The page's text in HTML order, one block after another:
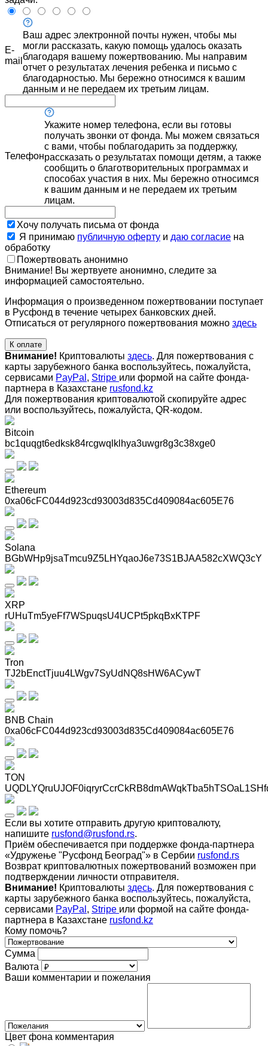
E-
mail
Ваш адрес электронной почты нужен, чтобы мы
могли рассказать, какую помощь удалось оказать
благодаря вашему пожертвованию. Мы направим
отчет о результатах лечения ребенка и письмо с
благодарностью. Мы бережно относимся к вашим
данным и не передаем их третьим лицам.
Телефон
Укажите номер телефона, если вы готовы
получать звонки от фонда. Мы можем связаться
с вами, чтобы поблагодарить за поддержку,
рассказать о результатах помощи детям, а также
сообщить о благотворительных программах и
способах участия в них. Мы бережно относимся
к вашим данным и не передаем их третьим
лицам.
Хочу получать письма от фонда
Я принимаю публичную оферту и даю согласие на
обработку
Пожертвовать анонимно
Внимание! Вы жертвуете анонимно, следите за
информацией самостоятельно.
Информация о произведенном пожертвовании поступает
в Русфонд в течение четырех банковских дней.
Отписаться от регулярного пожертвования можно здесь
К оплате
Внимание! Криптовалюты здесь. Для пожертвования с
карты зарубежного банка воспользуйтесь, пожалуйста,
сервисами PayPal , Stripe или формой на сайте фонда-
партнера в Казахстане rusfond.kz
Для пожертвования криптовалютой скопируйте адрес
или воспользуйтесь, пожалуйста, QR-кодом.
Bitcoin
bc1quqgt6edksk84rcgwqlklhya3uwgr8g3c38xge0
Ethereum
0xa06cFC044d923cd93003d835Cd409084ac605E76
Solana
BGbWHp9jsaTmcu9Z5LHYqaoJ6e73S1BJAA582cXWQ3cY
XRP
rUHuTm5yeFf7WSpuqsU4UCPt5pkqBxKTPF
Tron
TJ2bEnctTjuu4LWgv7SyUdNQ8sHW6ACywT
BNB Chain
0xa06cFC044d923cd93003d835Cd409084ac605E76
TON
Если вы хотите отправить другую криптовалюту,
напишите rusfond@rusfond.rs.
Приём обеспечивается при поддержке фонда-партнера
«Удружење "Русфонд Београд"» в Сербии rusfond.rs
Возврат криптовалютных пожертвований возможен при
подтверждении личности отправителя.
Внимание! Криптовалюты здесь. Для пожертвования с
карты зарубежного банка воспользуйтесь, пожалуйста,
сервисами PayPal , Stripe или формой на сайте фонда-
партнера в Казахстане rusfond.kz
Кому помочь?
Сумма
Валюта
Ваши комментарии и пожелания
Цвет фона комментария